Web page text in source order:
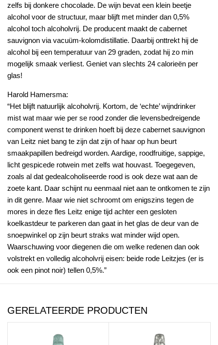
zelfs bij donkere chocolade. De wijn bevat een klein beetje
alcohol voor de structuur, maar blijft met minder dan 0,5%
alcohol toch alcoholvrij. De producent maakt de cabernet
sauvignon via vacuüm-kolomdistillatie. Daarbij onttrekt hij de
alcohol bij een temperatuur van 29 graden, zodat hij zo min
mogelijk smaak verliest. Geniet van slechts 24 calorieën per
glas!
Harold Hamersma:
“Het blijft natuurlijk alcoholvrij. Kortom, de ‘echte’ wijndrinker
mist wat maar wie per se rood zonder die levensbedreigende
component wenst te drinken hoeft bij deze cabernet sauvignon
van Leitz niet bang te zijn dat zijn of haar op hun beurt
smaakpapillen bedreigd worden. Aardige, roodfruitige, sappige,
licht gespicede rotwein met zelfs wat houvast. Toegegeven,
zoals al dat gedealcoholiseerde rood is ook deze wat aan de
zoete kant. Daar schijnt nu eenmaal niet aan te ontkomen te zijn
in dit genre. Maar wie niet schroomt om enigszins tegen de
mores in deze fles Leitz enige tijd achter een gesloten
koelkastdeur te parkeren dan gaat in het glas de deur van de
snoepwinkel op zijn beurt straks wat minder wijd open.
Waarschuwing voor diegenen die om welke redenen dan ook
volstrekt en volledig alcoholvrij eisen: beide rode Leitzjes (er is
ook een pinot noir) tellen 0,5%.”
GERELATEERDE PRODUCTEN